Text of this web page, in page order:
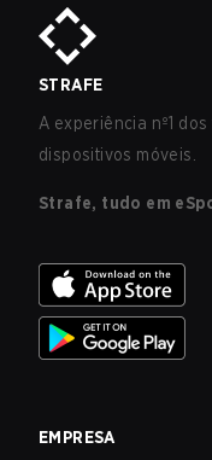
STRAFE
A experiência nº1
dispositivos móveis.
Strafe, tudo em
EMPRESA